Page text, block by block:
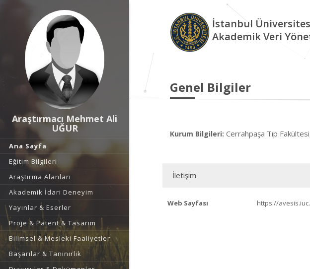
Araştırmacı Mehmet Ali
UĞUR
Ana Sayfa
Eğitim Bilgileri
Araştırma Alanları
Akademik İdari Deneyim
Yayınlar & Eserler
Proje & Patent & Tasarım
Bilimsel & Mesleki Faaliyetler
Başarılar & Tanınırlık
İstanbul
Akademik Veri
Genel Bilgiler
Kurum Bilgileri: Cerrahpaşa Tıp
İletişim
Web Sayfası https://